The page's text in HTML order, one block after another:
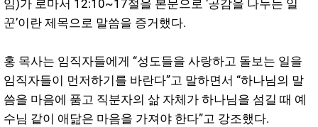
임)가 로마서 12:10~17절을 본문으로 ‘공감을 나누는 일
꾼’이란 제목으로 말씀을 증거했다.
홍 목사는 임직자들에게 “성도들을 사랑하고 돌보는 일을
임직자들이 먼저하기를 바란다”고 말하면서 “하나님의 말
씀을 마음에 품고 직분자의 삶 자체가 하나님을 섬길 때 예
수님 같이 애닲은 마음을 가져야 한다”고 강조했다.